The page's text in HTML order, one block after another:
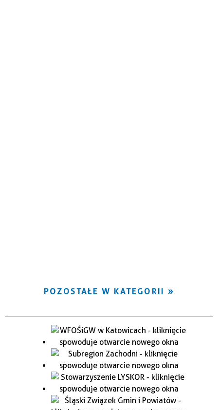
POZOSTAŁE W KATEGORII